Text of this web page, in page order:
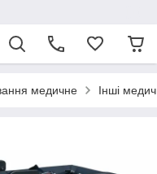
медичне Інші